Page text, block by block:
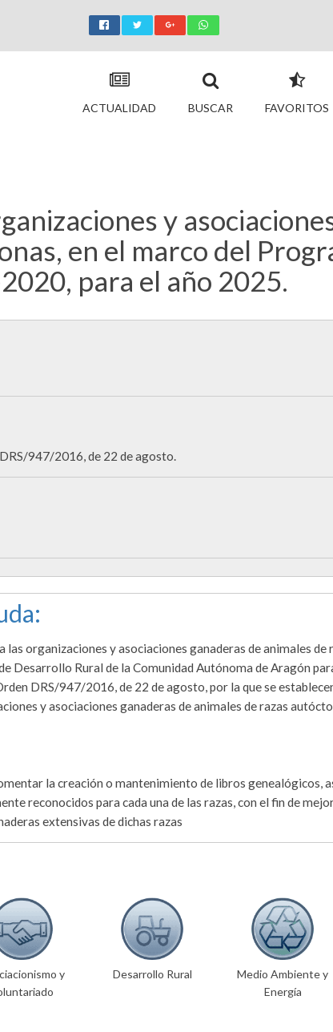
ACTUALIDAD BUSCAR FAVORITOS
y
en el marco del
para el año 2025.
947/2016, de 22 de agosto.
organizaciones y asociaciones ganaderas de animales de
Desarrollo Rural de la Comunidad Autónoma de Aragón
DRS/947/2016, de 22 de agosto, por la que se
y asociaciones ganaderas de animales de razas
la creación o mantenimiento de libros genealógicos,
reconocidos para cada una de las razas, con el fin de
extensivas de dichas razas
y
Desarrollo Rural
Medio Ambiente y
Energía